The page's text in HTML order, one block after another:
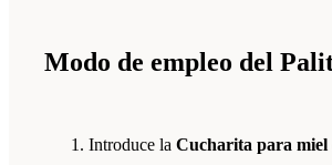
Modo de empleo del
Introduce la Cucharita para miel